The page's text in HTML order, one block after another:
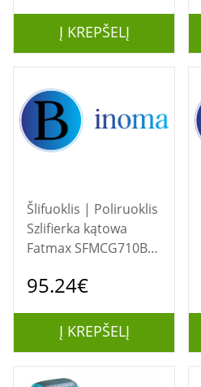
Į KREPŠELĮ
Šlifuoklis | Poliruoklis
Szlifierka kątowa
Fatmax SFMCG710B
95.24€
Į KREPŠELĮ